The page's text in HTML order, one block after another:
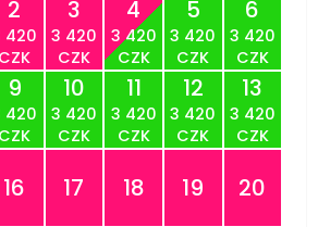
2
420
CZK
3
3 420
CZK
4
3 420
CZK
5
3 420
CZK
6
3 420
CZK
9
420
CZK
10
3 420
CZK
11
3 420
CZK
12
3 420
CZK
13
3 420
CZK
16 17 18 19 20